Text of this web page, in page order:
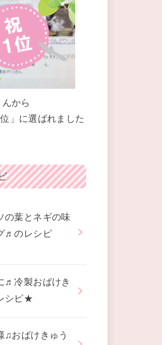
から
」に選ばれました
の葉とネギの味
♬のレシピ
♬冷製おばけき
シピ★
♫おばけきゅう